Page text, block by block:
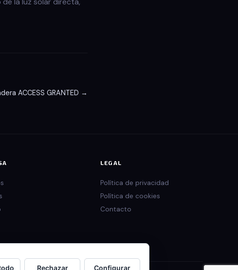
ACCESS GRANTED →
LEGAL
Política de privacidad
Política de cookies
Contacto
Rechazar Configurar